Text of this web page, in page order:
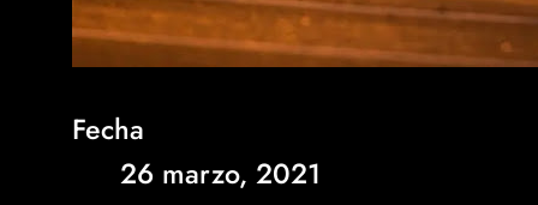
Fecha
26 marzo, 2021